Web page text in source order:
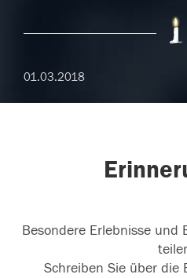
01.03.2018
Besondere Erlebnisse und
Schreiben Sie über die